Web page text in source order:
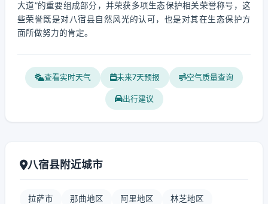
大道”的重要组成部分，并荣获多项生态保护相关荣誉称号，这
些荣誉既是对八宿县自然风光的认可，也是对其在生态保护方
面所做努力的肯定。
查看实时天气 未来7天预报 空气质量查询
出行建议
八宿县附近城市
拉萨市 那曲地区 阿里地区 林芝地区